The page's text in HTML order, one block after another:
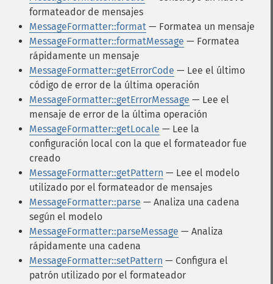
formateador de mensajes
MessageFormatter::format — Formatea un mensaje
MessageFormatter::formatMessage — Formatea
rápidamente un mensaje
MessageFormatter::getErrorCode — Lee el último
código de error de la última operación
MessageFormatter::getErrorMessage — Lee el
mensaje de error de la última operación
MessageFormatter::getLocale — Lee la
configuración local con la que el formateador fue
creado
MessageFormatter::getPattern — Lee el modelo
utilizado por el formateador de mensajes
MessageFormatter::parse — Analiza una cadena
según el modelo
MessageFormatter::parseMessage — Analiza
rápidamente una cadena
MessageFormatter::setPattern — Configura el
patrón utilizado por el formateador